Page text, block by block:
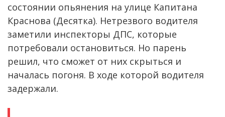
состоянии опьянения на улице Капитана
Краснова (Десятка). Нетрезвого водителя
заметили инспекторы ДПС, которые
потребовали остановиться. Но парень
решил, что сможет от них скрыться и
началась погоня. В ходе которой водителя
задержали.